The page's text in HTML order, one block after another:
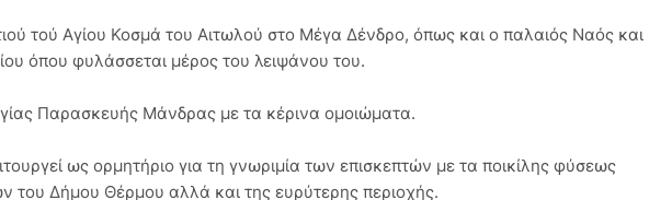
τού Αγίου Κοσμά του Αιτωλού στο Μέγα Δένδρο, όπως και ο παλαιός Ναός και
όπου φυλάσσεται μέρος του λειψάνου του.
Παρασκευής Μάνδρας με τα κέρινα ομοιώματα.
ως ορμητήριο για τη γνωριμία των επισκεπτών με τα ποικίλης φύσεως
του Δήμου Θέρμου αλλά και της ευρύτερης περιοχής.